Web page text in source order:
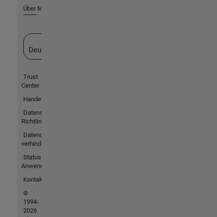
Über MathWorks
Deutschland
Trust
Center
Handelsmarken
Datenschutz-
Richtlinien
Datendiebstahl
verhindern
Status von
Anwendungen
Kontakt
©
1994-
2026